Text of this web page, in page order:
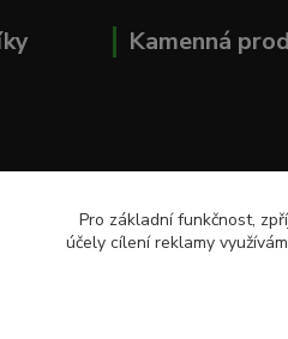
Kamenná
Pro základní funkčnost,
účely cílení reklamy